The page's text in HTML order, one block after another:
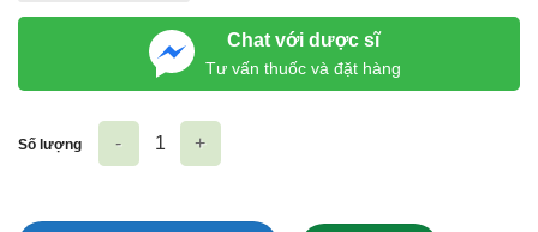
Chat với dược sĩ
Tư vấn thuốc và đặt hàng
Số lượng